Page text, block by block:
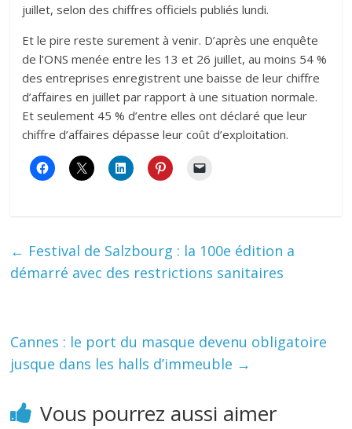
juillet, selon des chiffres officiels publiés lundi.
Et le pire reste surement à venir. D’après une enquête
de l’ONS menée entre les 13 et 26 juillet, au moins 54 %
des entreprises enregistrent une baisse de leur chiffre
d’affaires en juillet par rapport à une situation normale.
Et seulement 45 % d’entre elles ont déclaré que leur
chiffre d’affaires dépasse leur coût d’exploitation.
← Festival de Salzbourg : la 100e édition a
démarré avec des restrictions sanitaires
Cannes : le port du masque devenu obligatoire
jusque dans les halls d’immeuble →
Vous pourrez aussi aimer